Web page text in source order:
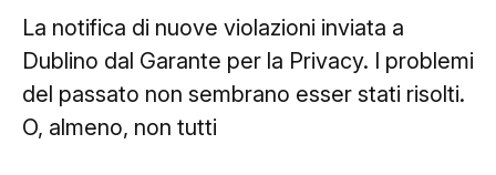
Chi siamo
La notifica di nuove violazioni inviata a
Dublino dal Garante per la Privacy. I problemi
del passato non sembrano esser stati risolti.
O, almeno, non tutti